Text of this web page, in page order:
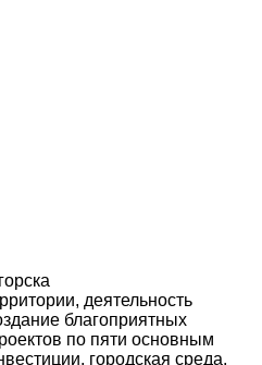
деятельность
благоприятных
по пяти основным
городская среда,